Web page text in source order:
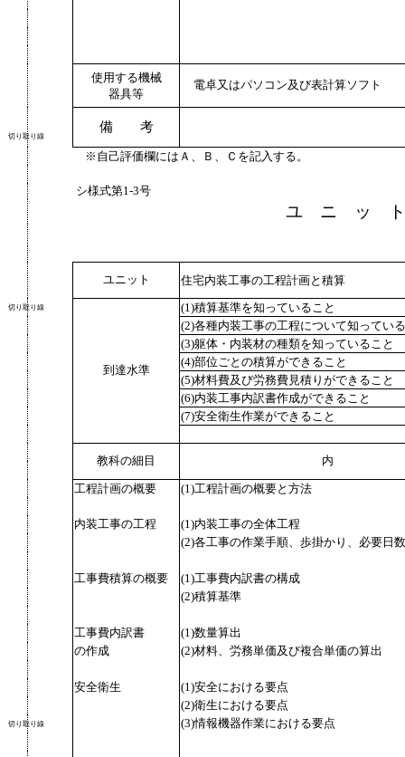
使用する機械
器具等
電卓又はパソコン及び表計算ソフト
切り取り線
備 考
※自己評価欄にはＡ、Ｂ、Ｃを記入する。
シ様式第1-3号
ユ ニ ッ
切り取り線
ユニット 住宅内装工事の工程計画と積算
到達水準
(1)積算基準を知っていること
(2)各種内装工事の工程について知ってい
(3)躯体・内装材の種類を知っていること
(4)部位ごとの積算ができること
(5)材料費及び労務費見積りができること
(6)内装工事内訳書作成ができること
(7)安全衛生作業ができること
教科の細目 内
工程計画の概要 (1)工程計画の概要と方法
内装工事の工程
(1)内装工事の全体工程
(2)各工事の作業手順、歩掛かり、必要日数
工事費積算の概要
(1)工事費内訳書の構成
(2)積算基準
工事費内訳書
(1)数量算出
の作成
(2)材料、労務単価及び複合単価の算出
切り取り線
安全衛生
(1)安全における要点
(2)衛生における要点
(3)情報機器作業における要点